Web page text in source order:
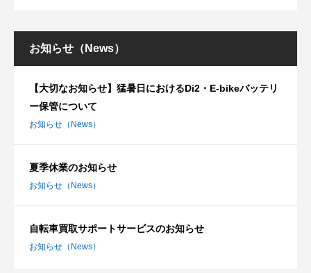
お知らせ（News）
【大切なお知らせ】猛暑日におけるDi2・E-bikeバッテリ
ー保管について
お知らせ（News）
夏季休業のお知らせ
お知らせ（News）
自転車買取サポートサービスのお知らせ
お知らせ（News）